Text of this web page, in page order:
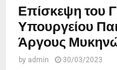
Επίσκεψη του
Υπουργείου
Άργους
by admin 30/03/2023